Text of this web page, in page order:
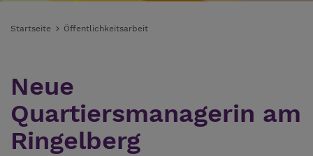
Startseite Öffentlichkeitsarbeit
Neue
Quartiersmanagerin am
Ringelberg